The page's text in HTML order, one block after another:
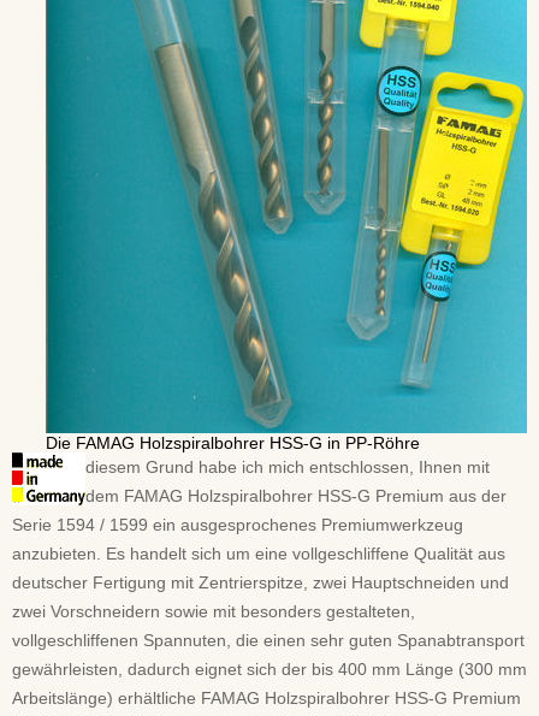
Die FAMAG Holzspiralbohrer HSS-G in PP-Röhre
diesem Grund habe ich mich entschlossen, Ihnen mit
dem FAMAG Holzspiralbohrer HSS-G Premium aus der
Serie 1594 / 1599 ein ausgesprochenes Premiumwerkzeug
anzubieten. Es handelt sich um eine vollgeschliffene Qualität aus
deutscher Fertigung mit Zentrierspitze, zwei Hauptschneiden und
zwei Vorschneidern sowie mit besonders gestalteten,
vollgeschliffenen Spannuten, die einen sehr guten Spanabtransport
gewährleisten, dadurch eignet sich der bis 400 mm Länge (300 mm
Arbeitslänge) erhältliche FAMAG Holzspiralbohrer HSS-G Premium